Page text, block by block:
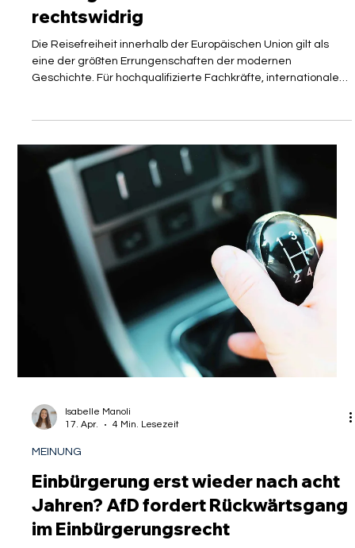
Mirko Vorreuter, LL.B.
6. Mai
3 Min. Lesezeit
MEINUNG
Und nochmal: Gericht erklärt
Schengen-Grenzkontrollen für
rechtswidrig
Die Reisefreiheit innerhalb der Europäischen Union gilt als
eine der größten Errungenschaften der modernen
Geschichte. Für hochqualifizierte Fachkräfte, internationale
Diplomaten und global agierende Unternehmen ist das
die essenzielle Basis für wirtschaftlichen Erfolg und
persönliche Lebensplanung. Doch wer in den letzten Monaten
Realität wieder, die eher an lä